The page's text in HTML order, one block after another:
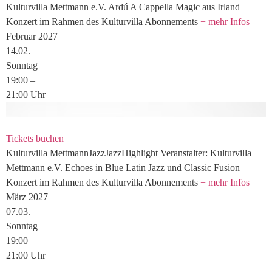
Kulturvilla Mettmann e.V. Ardú A Cappella Magic aus Irland
Konzert im Rahmen des Kulturvilla Abonnements + mehr Infos
Februar 2027
14.02.
Sonntag
19:00 –
21:00 Uhr
Tickets buchen
Kulturvilla MettmannJazzJazzHighlight Veranstalter: Kulturvilla
Mettmann e.V. Echoes in Blue Latin Jazz und Classic Fusion
Konzert im Rahmen des Kulturvilla Abonnements + mehr Infos
März 2027
07.03.
Sonntag
19:00 –
21:00 Uhr